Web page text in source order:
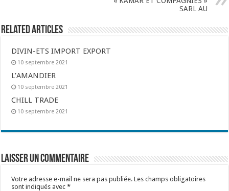
SARL AU
Related Articles
DIVIN-ETS IMPORT EXPORT
10 septembre 2021
L’AMANDIER
10 septembre 2021
CHILL TRADE
10 septembre 2021
Laisser un commentaire
Votre adresse e-mail ne sera pas publiée. Les champs obligatoires
sont indiqués avec*